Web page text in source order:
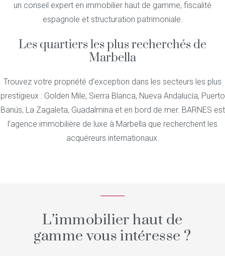
un conseil expert en immobilier haut de gamme, fiscalité
espagnole et structuration patrimoniale.
Les quartiers les plus recherchés de
Marbella
Trouvez votre propriété d’exception dans les secteurs les plus
prestigieux : Golden Mile, Sierra Blanca, Nueva Andalucía, Puerto
Banús, La Zagaleta, Guadalmina et en bord de mer. BARNES est
l’agence immobilière de luxe à Marbella que recherchent les
acquéreurs internationaux.
L’immobilier haut de
gamme vous intéresse ?